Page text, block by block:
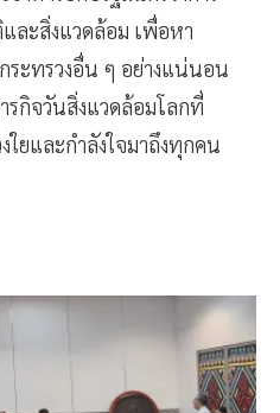
าหารือกับรัฐมนตรีว่าการ
ละสิ่งแวดล้อม เพื่อหา
ะทรวงอื่น ๆ อย่างแน่นอน
กิจวันสิ่งแวดล้อมโลกที่